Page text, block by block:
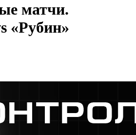
матчи.
«Рубин»